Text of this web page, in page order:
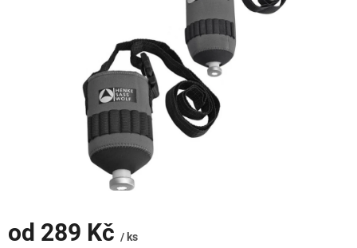
od 289 Kč / ks